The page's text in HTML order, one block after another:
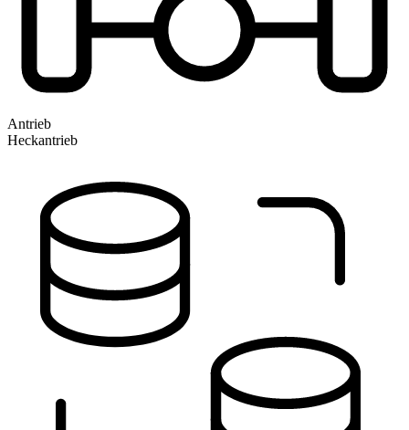
Antrieb
Heckantrieb